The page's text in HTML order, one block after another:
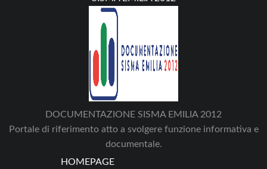
DOCUMENTAZIONE SISMA EMILIA 2012
Portale di riferimento atto a svolgere funzione informativa e
documentale.
HOMEPAGE